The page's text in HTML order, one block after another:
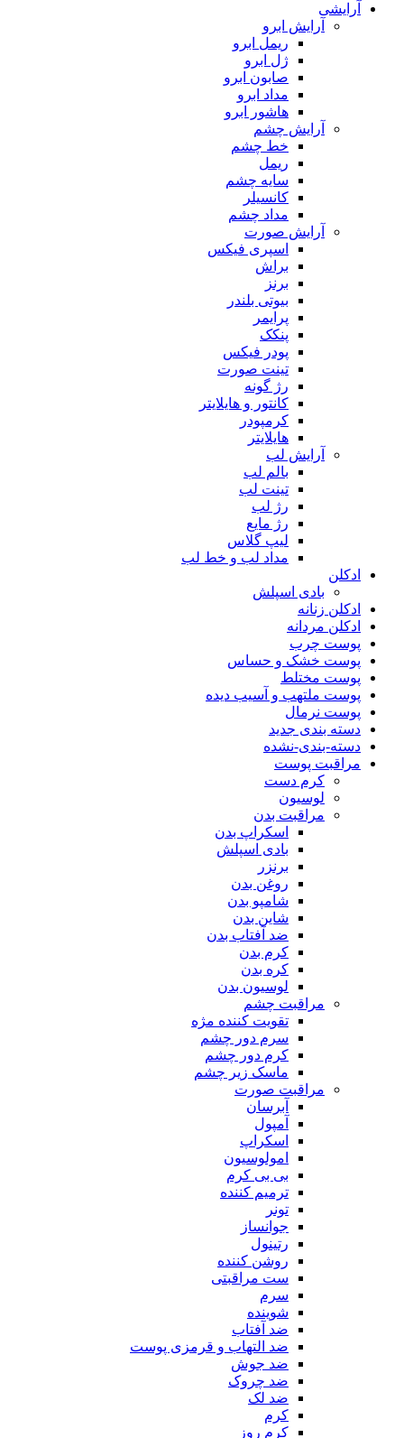
آرایشی
آرایش ابرو
ریمل ابرو
ژل ابرو
صابون ابرو
مداد ابرو
هاشور ابرو
آرایش چشم
خط چشم
ریمل
سایه چشم
کانسیلر
مداد چشم
آرایش صورت
اسپری فیکس
براش
برنز
بیوتی بلندر
پرایمر
پنکک
پودر فیکس
تینت صورت
رژ گونه
کانتور و هایلایتر
کرمپودر
هایلایتر
آرایش لب
بالم لب
تینت لب
رژ لب
رژ مایع
لیپ گلاس
مداد لب و خط لب
ادکلن
بادی اسپلش
ادکلن زنانه
ادکلن مردانه
پوست چرب
پوست خشک و حساس
پوست مختلط
پوست ملتهب و آسیب دیده
پوست نرمال
دسته بندی جدید
دسته-بندی-نشده
مراقبت پوست
کرم دست
لوسیون
مراقبت بدن
اسکراپ بدن
بادی اسپلش
برنزر
روغن بدن
شامپو بدن
شاین بدن
ضد آفتاب بدن
کرم بدن
کره بدن
لوسیون بدن
مراقبت چشم
تقویت کننده مژه
سرم دور چشم
کرم دور چشم
ماسک زیر چشم
مراقبت صورت
آبرسان
آمپول
اسکراپ
امولوسیون
بی بی کرم
ترمیم کننده
تونر
جوانساز
رتینول
روشن کننده
ست مراقبتی
سرم
شوینده
ضد آفتاب
ضد التهاب و قرمزی پوست
‌ضد جوش
ضد چروک
ضد لک
کرم
کرم روز